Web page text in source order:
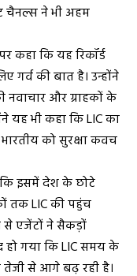
चैनल्स ने भी अहम
कहा कि यह रिकॉर्ड
की बात है। उन्होंने
और ग्राहकों के
यह भी कहा कि LIC का
को सुरक्षा कवच
इसमें देश के छोटे
तक LIC की पहुंच
से एजेंटों ने सैकड़ों
हो गया कि LIC समय के
से आगे बढ़ रही है।